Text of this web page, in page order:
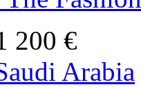
200 €
Arabia